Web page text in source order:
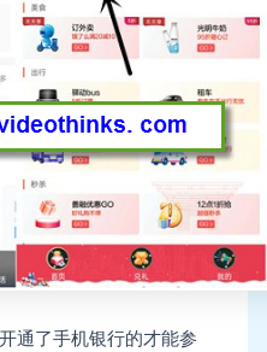
通了手机银行的才能参